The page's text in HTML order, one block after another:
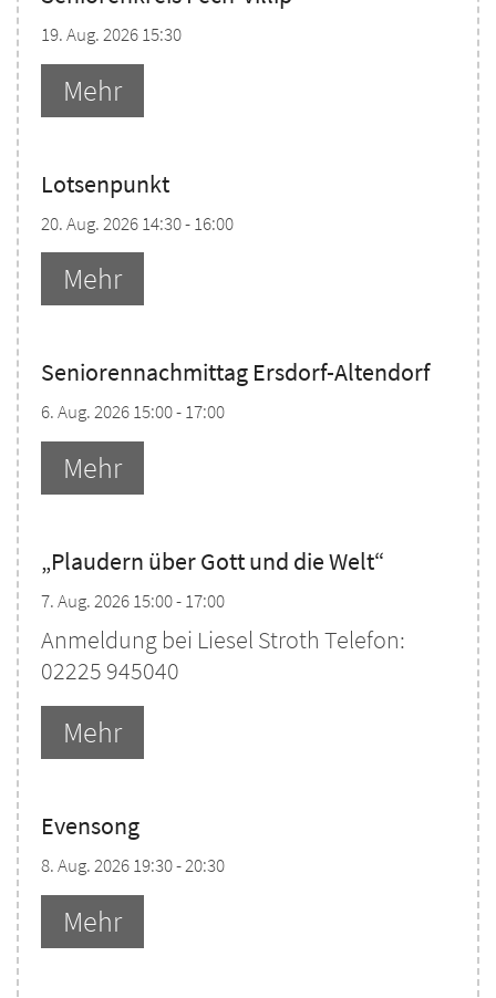
19. Aug. 2026 15:30
Mehr
Lotsenpunkt
20. Aug. 2026 14:30 - 16:00
Mehr
Seniorennachmittag Ersdorf-Altendorf
6. Aug. 2026 15:00 - 17:00
Mehr
„Plaudern über Gott und die Welt“
7. Aug. 2026 15:00 - 17:00
Anmeldung bei Liesel Stroth Telefon:
02225 945040
Mehr
Evensong
8. Aug. 2026 19:30 - 20:30
Mehr